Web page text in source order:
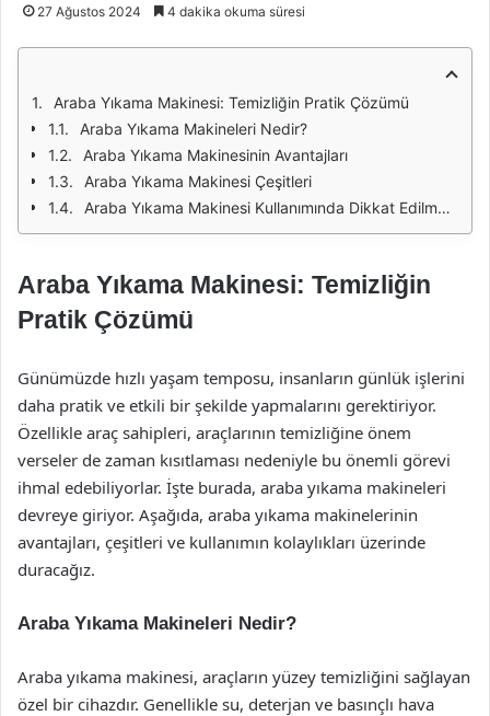
27 Ağustos 2024 4 dakika okuma süresi
Araba Yıkama Makinesi: Temizliğin Pratik Çözümü
Araba Yıkama Makineleri Nedir?
Araba Yıkama Makinesinin Avantajları
Araba Yıkama Makinesi Çeşitleri
Araba Yıkama Makinesi Kullanımında Dikkat Edilmesi Gerekenler
Araba Yıkama Makinesi: Temizliğin
Pratik Çözümü
Günümüzde hızlı yaşam temposu, insanların günlük işlerini
daha pratik ve etkili bir şekilde yapmalarını gerektiriyor.
Özellikle araç sahipleri, araçlarının temizliğine önem
verseler de zaman kısıtlaması nedeniyle bu önemli görevi
ihmal edebiliyorlar. İşte burada, araba yıkama makineleri
devreye giriyor. Aşağıda, araba yıkama makinelerinin
avantajları, çeşitleri ve kullanımın kolaylıkları üzerinde
duracağız.
Araba Yıkama Makineleri Nedir?
Araba yıkama makinesi, araçların yüzey temizliğini sağlayan
özel bir cihazdır. Genellikle su, deterjan ve basınçlı hava